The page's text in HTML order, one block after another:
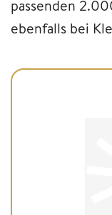
passenden
ebenfalls bei